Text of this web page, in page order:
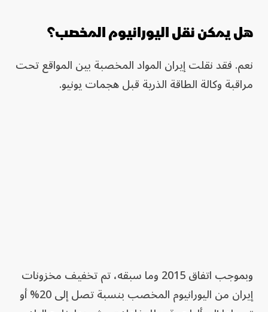
هل يمكن نقل اليورانيوم المخصب؟
نعم. فقد نقلت إيران المواد المخصبة بين المواقع تحت
مراقبة وكالة الطاقة الذرية قبل هجمات يونيو.
وبموجب اتفاق 2015 وما سبقه، تم تخفيف مخزونات
إيران من اليورانيوم المخصب بنسبة تصل إلى 20% أو